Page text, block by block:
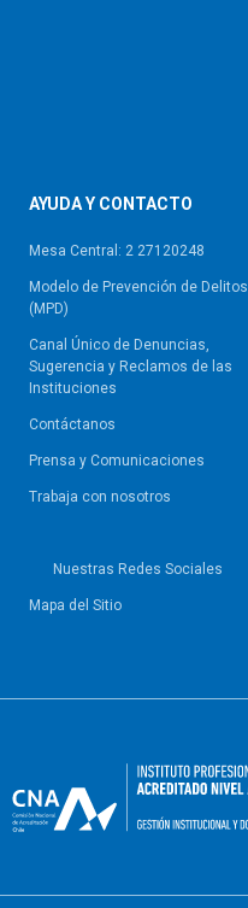
AYUDA Y CONTACTO
Mesa Central: 2 27120248
Modelo de Prevención de Delitos
(MPD)
Canal Único de Denuncias,
Sugerencia y Reclamos de las
Instituciones
Contáctanos
Prensa y Comunicaciones
Trabaja con nosotros
Nuestras Redes Sociales
Mapa del Sitio